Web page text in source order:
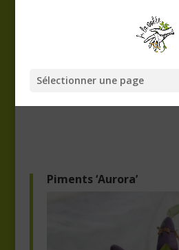
Sélectionner une page
Piments ‘Aurora’